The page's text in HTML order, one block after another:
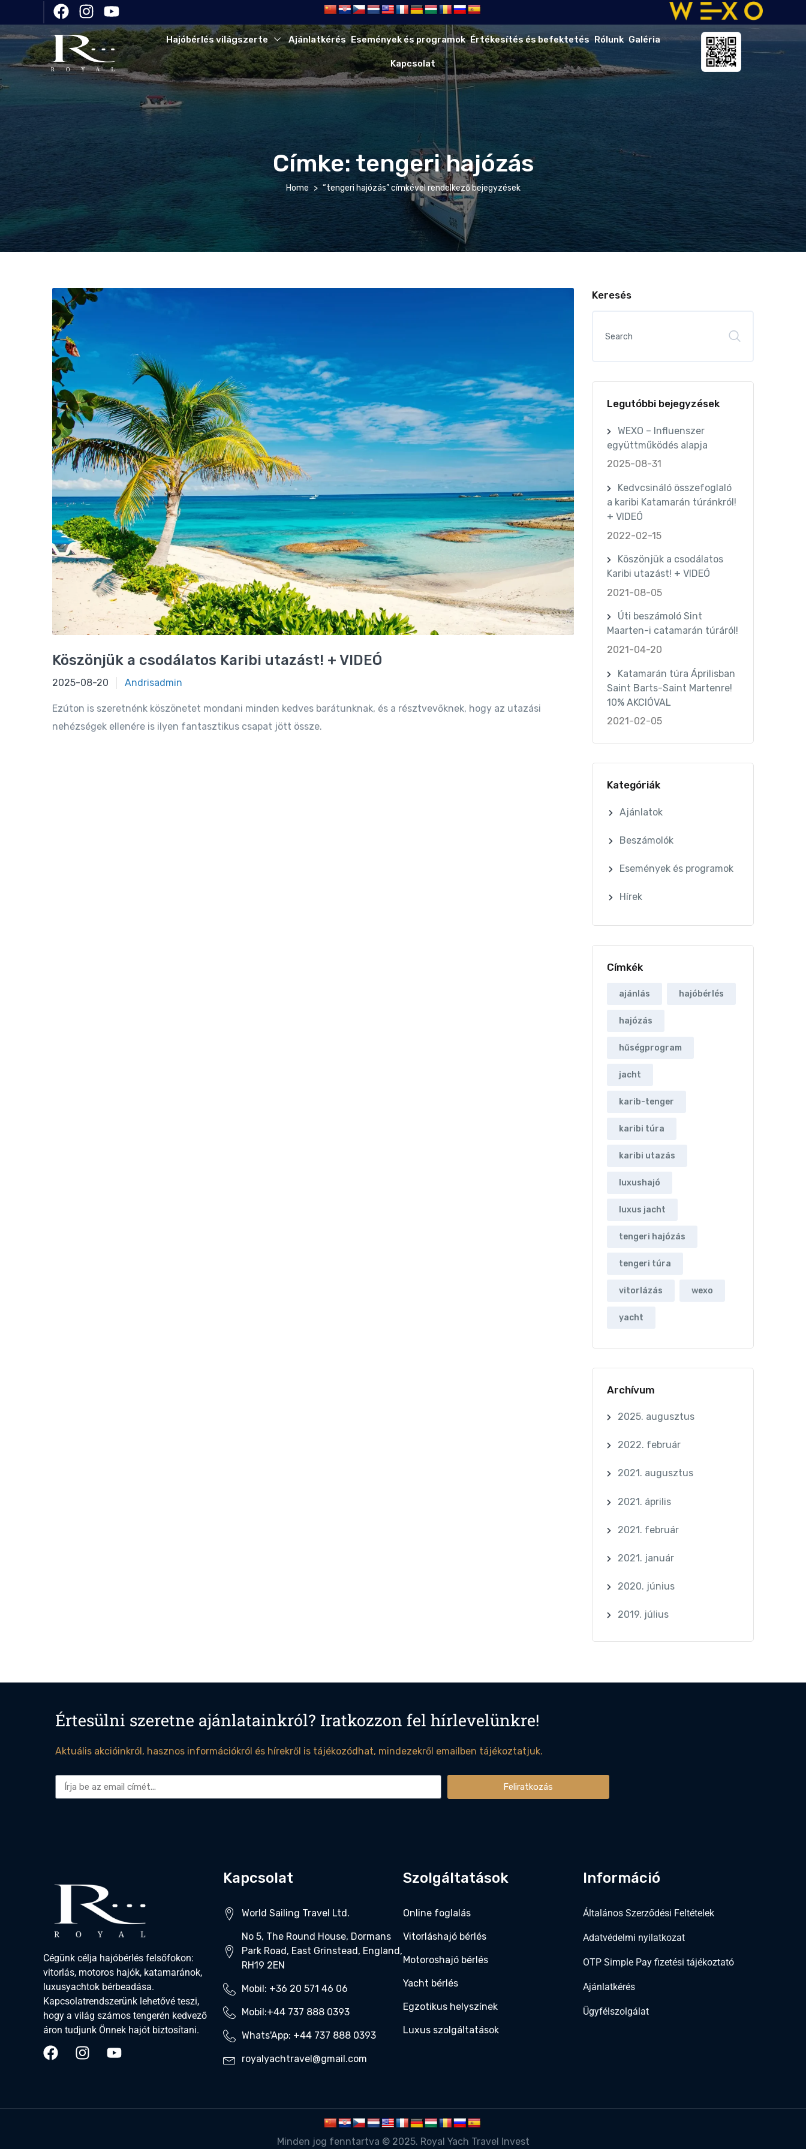
Hajóbérlés világszerte Ajánlatkérés Események és programok Értékesítés és befektetés Rólunk Galéria
Kapcsolat
Címke: tengeri hajózás
Home “tengeri hajózás” címkével rendelkező bejegyzések
Köszönjük a csodálatos Karibi utazást! + VIDEÓ
2021-08-05
2025-08-20 Andrisadmin
Ezúton is szeretnénk köszönetet mondani minden kedves barátunknak, és a résztvevőknek, hogy az utazási
nehézségek ellenére is ilyen fantasztikus csapat jött össze.
Keresés
Legutóbbi bejegyzések
WEXO – Influenszer
együttműködés alapja
2025-08-31
Kedvcsináló összefoglaló
a karibi Katamarán túránkról!
+ VIDEÓ
2022-02-15
Köszönjük a csodálatos
Karibi utazást! + VIDEÓ
2021-08-05
Úti beszámoló Sint
Maarten-i catamarán túráról!
2021-04-20
Katamarán túra Áprilisban
Saint Barts-Saint Martenre!
10% AKCIÓVAL
2021-02-05
Kategóriák
Ajánlatok
Beszámolók
Események és programok
Hírek
Címkék
ajánlás hajóbérlés
hajózás
hűségprogram
jacht
karib-tenger
karibi túra
karibi utazás
luxushajó
luxus jacht
tengeri hajózás
tengeri túra
vitorlázás wexo
yacht
Archívum
2025. augusztus
2022. február
2021. augusztus
2021. április
2021. február
2021. január
2020. június
2019. július
Értesülni szeretne ajánlatainkról? Iratkozzon fel hírlevelünkre!
Aktuális akcióinkról, hasznos információkról és hírekről is tájékozódhat, mindezekről emailben tájékoztatjuk.
Feliratkozás
Cégünk célja hajóbérlés felsőfokon:
vitorlás, motoros hajók, katamaránok,
luxusyachtok bérbeadása.
Kapcsolatrendszerünk lehetővé teszi,
hogy a világ számos tengerén kedvező
áron tudjunk Önnek hajót biztosítani.
Kapcsolat
World Sailing Travel Ltd.
No 5, The Round House, Dormans
Park Road, East Grinstead, England,
RH19 2EN
Mobil: +36 20 571 46 06‬
Mobil:+44 737 888 0393‬
Whats'App: +44 737 888 0393‬
royalyachtravel@gmail.com
Szolgáltatások
Online foglalás
Vitorláshajó bérlés
Motoroshajó bérlés
Yacht bérlés
Egzotikus helyszínek
Luxus szolgáltatások
Információ
Általános Szerződési Feltételek
Adatvédelmi nyilatkozat
OTP Simple Pay fizetési tájékoztató
Ajánlatkérés
Ügyfélszolgálat
Minden jog fenntartva © 2025. Royal Yach Travel Invest